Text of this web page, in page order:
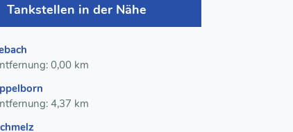
Tankstellen in der Nähe
0,00 km
4,37 km